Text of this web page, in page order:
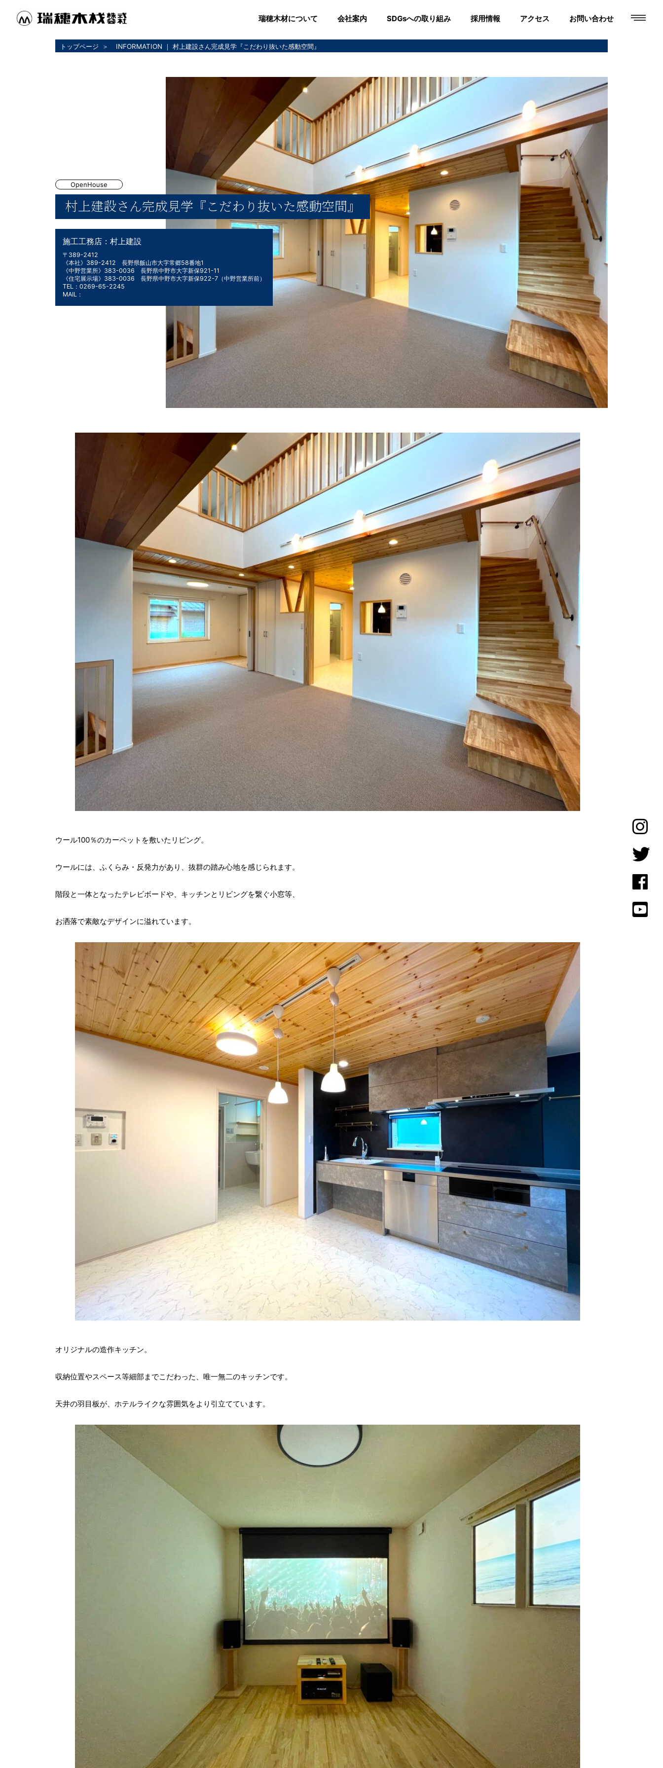
瑞穂木材について 会社案内 SDGsへの取り組み 採用情報 アクセス お問い合わせ
トップページ INFORMATION ｜ 村上建設さん完成見学『こだわり抜いた感動空間』
OpenHouse
村上建設さん完成見学『こだわり抜いた感動空間』
施工工務店：村上建設
〒389-2412
《本社》389-2412 長野県飯山市大字常郷58番地1
《中野営業所》383-0036 長野県中野市大字新保921-11
《住宅展示場》383-0036 長野県中野市大字新保922-7（中野営業所前）
TEL：0269-65-2245
MAIL：
ウール100％のカーペットを敷いたリビング。
ウールには、ふくらみ・反発力があり、抜群の踏み心地を感じられます。
階段と一体となったテレビボードや、キッチンとリビングを繋ぐ小窓等、
お洒落で素敵なデザインに溢れています。
オリジナルの造作キッチン。
収納位置やスペース等細部までこだわった、唯一無二のキッチンです。
天井の羽目板が、ホテルライクな雰囲気をより引立てています。